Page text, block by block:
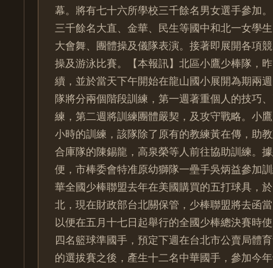
幕。將有七十六所學校三千餘名男女選手參加
三千餘名大直、金華、民生等國中和北一女學
大會舞、團體操及儀隊表演。接著即展開各項
操及游泳比賽。【本報訊】北區小鷹少棒隊，
續，並於當天下午開始在龍山國小展開為期兩
隊將分兩個階段訓練，第一週著重個人的技巧
練，第二週將訓練團體嚴契，及攻守戰略。小
小時的訓練，該隊除了原有的教練黃在傳，助
合庫隊的陳錫龍，高泉榮等人前往協助訓練。
便，市棒委會特准原幼獅隊一壘手吳炳益參加
華全國少棒聯盟去年在美國購買的五打球具，
北，現在財政部台北關保管，少棒聯盟將去函
以便在五月十七日起舉行的全國少棒總決賽時
四名籃球準國手，預定下週在台北市公賣局體
的選拔賽之後，產生十二名中華國手，參加今